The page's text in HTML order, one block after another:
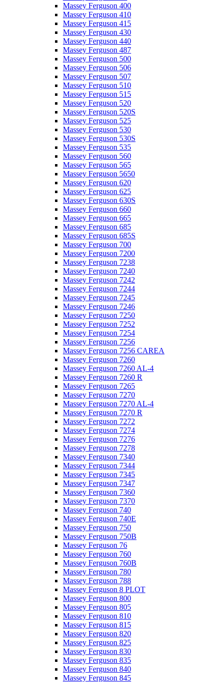
Massey Ferguson 400
Massey Ferguson 410
Massey Ferguson 415
Massey Ferguson 430
Massey Ferguson 440
Massey Ferguson 487
Massey Ferguson 500
Massey Ferguson 506
Massey Ferguson 507
Massey Ferguson 510
Massey Ferguson 515
Massey Ferguson 520
Massey Ferguson 520S
Massey Ferguson 525
Massey Ferguson 530
Massey Ferguson 530S
Massey Ferguson 535
Massey Ferguson 560
Massey Ferguson 565
Massey Ferguson 5650
Massey Ferguson 620
Massey Ferguson 625
Massey Ferguson 630S
Massey Ferguson 660
Massey Ferguson 665
Massey Ferguson 685
Massey Ferguson 685S
Massey Ferguson 700
Massey Ferguson 7200
Massey Ferguson 7238
Massey Ferguson 7240
Massey Ferguson 7242
Massey Ferguson 7244
Massey Ferguson 7245
Massey Ferguson 7246
Massey Ferguson 7250
Massey Ferguson 7252
Massey Ferguson 7254
Massey Ferguson 7256
Massey Ferguson 7256 CAREA
Massey Ferguson 7260
Massey Ferguson 7260 AL-4
Massey Ferguson 7260 R
Massey Ferguson 7265
Massey Ferguson 7270
Massey Ferguson 7270 AL-4
Massey Ferguson 7270 R
Massey Ferguson 7272
Massey Ferguson 7274
Massey Ferguson 7276
Massey Ferguson 7278
Massey Ferguson 7340
Massey Ferguson 7344
Massey Ferguson 7345
Massey Ferguson 7347
Massey Ferguson 7360
Massey Ferguson 7370
Massey Ferguson 740
Massey Ferguson 740E
Massey Ferguson 750
Massey Ferguson 750B
Massey Ferguson 76
Massey Ferguson 760
Massey Ferguson 760B
Massey Ferguson 780
Massey Ferguson 788
Massey Ferguson 8 PLOT
Massey Ferguson 800
Massey Ferguson 805
Massey Ferguson 810
Massey Ferguson 815
Massey Ferguson 820
Massey Ferguson 825
Massey Ferguson 830
Massey Ferguson 835
Massey Ferguson 840
Massey Ferguson 845